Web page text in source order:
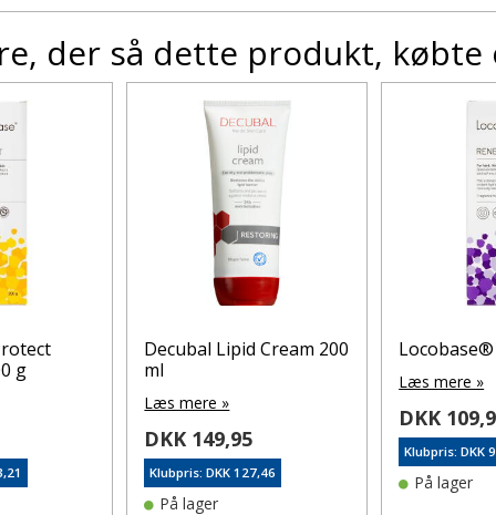
der så dette produkt, købte
g
Decubal Lipid Cream 200
ml
Læs mere »
DKK 149,95
Klubpris: DKK 127,46
På lager
Locobase®
Læs mere »
DKK
Klubpris: DKK
På lager